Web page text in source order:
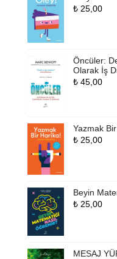
₺25,00
Öncüler:
Olarak İş
₺45,00
Yazmak
₺25,00
Beyin
₺25,00
MESAJ